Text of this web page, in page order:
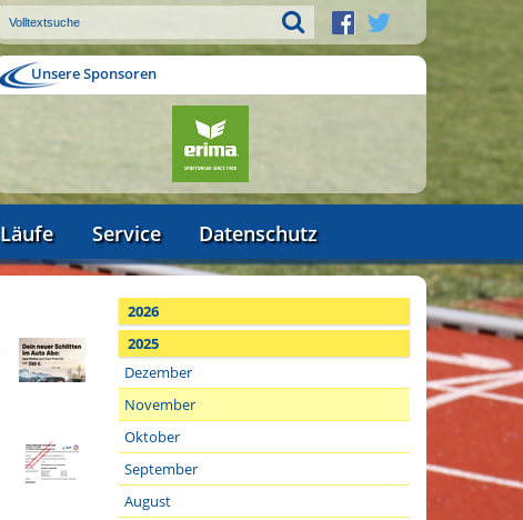
Unsere Sponsoren
Läufe Service Datenschutz
2026
2025
Dezember
November
Oktober
September
August